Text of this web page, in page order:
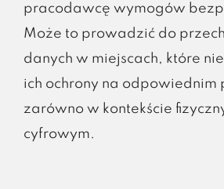
pracodawcę wymogów
Może to prowadzić do
danych w miejscach, które
ich ochrony na odpowiednim
zarówno w kontekście
cyfrowym.